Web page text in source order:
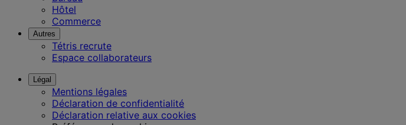
Hôtel
Commerce
Autres
Tétris recrute
Espace collaborateurs
Légal
Mentions légales
Déclaration de confidentialité
Déclaration relative aux cookies